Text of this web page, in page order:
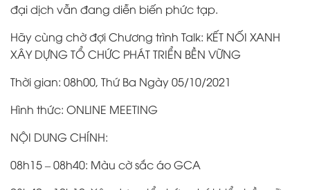
đại dịch vẫn đang diễn biến phức tạp.
Hãy cùng chờ đợi Chương trình Talk: KẾT NỐI XANH
XÂY DỰNG TỔ CHỨC PHÁT TRIỂN BỀN VỮNG
Thời gian: 08h00, Thứ Ba Ngày 05/10/2021
Hình thức: ONLINE MEETING
NỘI DUNG CHÍNH:
08h15 – 08h40: Màu cờ sắc áo GCA